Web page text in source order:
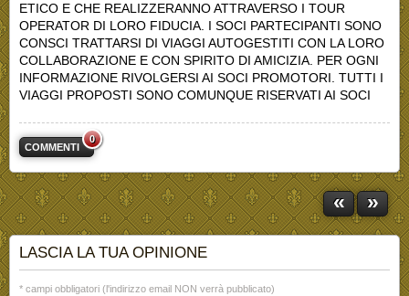
ETICO E CHE REALIZZERANNO ATTRAVERSO I TOUR
OPERATOR DI LORO FIDUCIA. I SOCI PARTECIPANTI SONO
CONSCI TRATTARSI DI VIAGGI AUTOGESTITI CON LA LORO
COLLABORAZIONE E CON SPIRITO DI AMICIZIA. PER OGNI
INFORMAZIONE RIVOLGERSI AI SOCI PROMOTORI. TUTTI I
VIAGGI PROPOSTI SONO COMUNQUE RISERVATI AI SOCI
COMMENTI
0
« »
LASCIA LA TUA OPINIONE
* campi obbligatori (l'indirizzo email NON verrà pubblicato)